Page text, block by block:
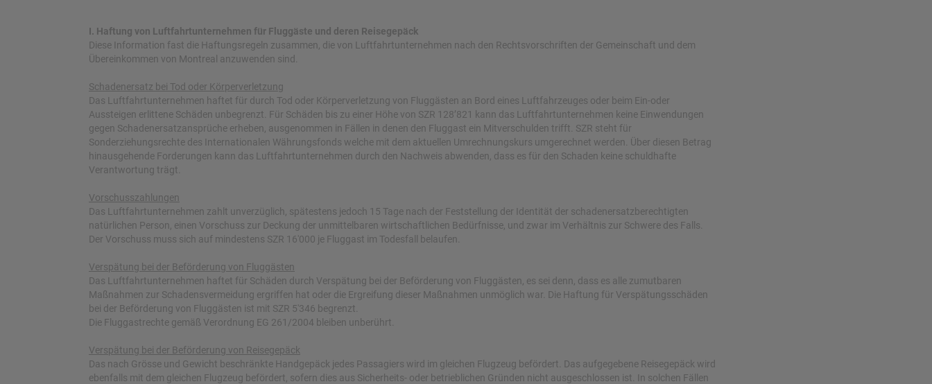
I. Haftung von Luftfahrtunternehmen für Fluggäste und deren Reisegepäck
Diese Information fast die Haftungsregeln zusammen, die von Luftfahrtunternehmen nach den Rechtsvorschriften der Gemeinschaft und dem
Übereinkommen von Montreal anzuwenden sind.
Schadenersatz bei Tod oder Körperverletzung
Das Luftfahrtunternehmen haftet für durch Tod oder Körperverletzung von Fluggästen an Bord eines Luftfahrzeuges oder beim Ein-oder
Aussteigen erlittene Schäden unbegrenzt. Für Schäden bis zu einer Höhe von SZR 128’821 kann das Luftfahrtunternehmen keine Einwendungen
gegen Schadenersatzansprüche erheben, ausgenommen in Fällen in denen den Fluggast ein Mitverschulden trifft. SZR steht für
Sonderziehungsrechte des Internationalen Währungsfonds welche mit dem aktuellen Umrechnungskurs umgerechnet werden. Über diesen Betrag
hinausgehende Forderungen kann das Luftfahrtunternehmen durch den Nachweis abwenden, dass es für den Schaden keine schuldhafte
Verantwortung trägt.
Vorschusszahlungen
Das Luftfahrtunternehmen zahlt unverzüglich, spätestens jedoch 15 Tage nach der Feststellung der Identität der schadenersatzberechtigten
natürlichen Person, einen Vorschuss zur Deckung der unmittelbaren wirtschaftlichen Bedürfnisse, und zwar im Verhältnis zur Schwere des Falls.
Der Vorschuss muss sich auf mindestens SZR 16'000 je Fluggast im Todesfall belaufen.
Verspätung bei der Beförderung von Fluggästen
Das Luftfahrtunternehmen haftet für Schäden durch Verspätung bei der Beförderung von Fluggästen, es sei denn, dass es alle zumutbaren
Maßnahmen zur Schadensvermeidung ergriffen hat oder die Ergreifung dieser Maßnahmen unmöglich war. Die Haftung für Verspätungsschäden
bei der Beförderung von Fluggästen ist mit SZR 5'346 begrenzt.
Die Fluggastrechte gemäß Verordnung EG 261/2004 bleiben unberührt.
Verspätung bei der Beförderung von Reisegepäck
Das nach Grösse und Gewicht beschränkte Handgepäck jedes Passagiers wird im gleichen Flugzeug befördert. Das aufgegebene Reisegepäck wird
ebenfalls mit dem gleichen Flugzeug befördert, sofern dies aus Sicherheits- oder betrieblichen Gründen nicht ausgeschlossen ist. In solchen Fällen